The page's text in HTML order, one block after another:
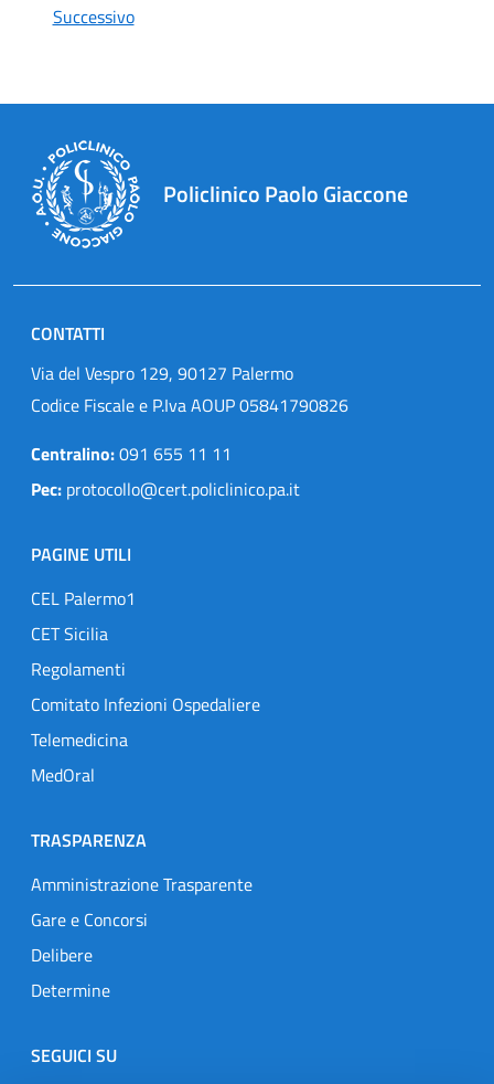
Successivo
Policlinico Paolo Giaccone
CONTATTI
Via del Vespro 129, 90127 Palermo
Codice Fiscale e P.Iva AOUP 05841790826
Centralino:091 655 11 11
Pec: protocollo@cert.policlinico.pa.it
PAGINE UTILI
CEL Palermo1
CET Sicilia
Regolamenti
Comitato Infezioni Ospedaliere
Telemedicina
MedOral
TRASPARENZA
Amministrazione Trasparente
Gare e Concorsi
Delibere
Determine
SEGUICI SU